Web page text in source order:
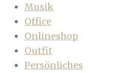
Musik
Office
Onlineshop
Outfit
Persönliches